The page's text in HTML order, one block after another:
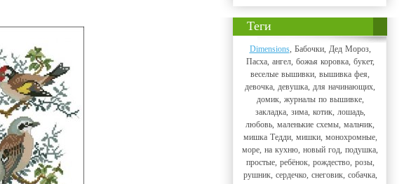
Теги
Dimensions, Бабочки, Дед Мороз,
Пасха, ангел, божья коровка, букет,
веселые вышивки, вышивка фея,
девочка, девушка, для начинающих,
домик, журналы по вышивке,
закладка, зима, котик, лошадь,
любовь, маленькие схемы, мальчик,
мишка Тедди, мишки, монохромные,
море, на кухню, новый год, подушка,
простые, ребёнок, рождество, розы,
рушник, сердечко, снеговик, собачка,